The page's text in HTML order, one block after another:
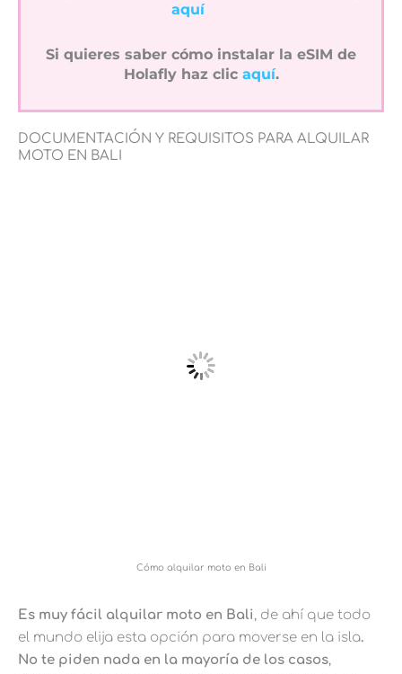
aquí
Si quieres saber cómo instalar la eSIM de
Holafly haz clic aquí.
DOCUMENTACIÓN Y REQUISITOS PARA ALQUILAR
MOTO EN BALI
Cómo alquilar moto en Bali
Es muy fácil alquilar moto en Bali, de ahí que todo
el mundo elija esta opción para moverse en la isla.
No te piden nada en la mayoría de los casos,